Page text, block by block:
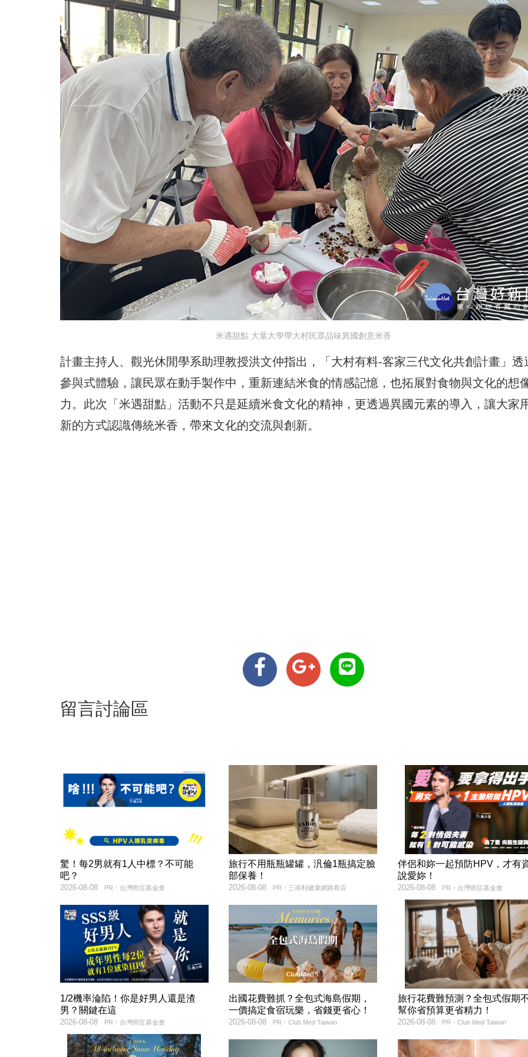
米遇甜點 大葉大學帶大村民眾品味異國創意米香
計畫主持人、觀光休閒學系助理教授洪文仲指出，「大村有料-客家三代文化共創計畫」透
參與式體驗，讓民眾在動手製作中，重新連結米食的情感記憶，也拓展對食物與文化的想
力。此次「米遇甜點」活動不只是延續米食文化的精神，更透過異國元素的導入，讓大家
新的方式認識傳統米香，帶來文化的交流與創新。
留言討論區
驚！每2男就有1人中標？不可能
吧？
PR・台灣癌症基金會
2026-08-08
旅行不用瓶瓶罐罐，汎倫1瓶搞定臉
部保養！
PR・三得利健康網路商店
2026-08-08
伴侶和妳一起預防HPV，才有
說愛妳！
PR・台灣癌症基金會
2026-08-08
1/2機率淪陷！你是好男人還是渣
男？關鍵在這
PR・台灣癌症基金會
2026-08-08
出國花費難抓？全包式海島假期，
一價搞定食宿玩樂，省錢更省心！
PR・Club Med Taiwan
2026-08-08
旅行花費難預測？全包式假期
幫你省預算更省精力！
PR・Club Med Taiwan
2026-08-08